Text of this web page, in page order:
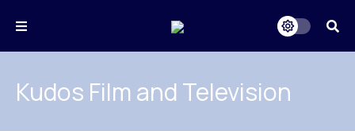
Kudos Film and Television